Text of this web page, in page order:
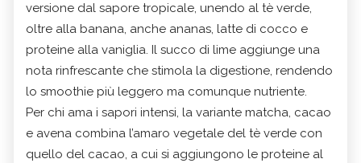
versione dal sapore tropicale, unendo al tè verde,
oltre alla banana, anche ananas, latte di cocco e
proteine alla vaniglia. Il succo di lime aggiunge una
nota rinfrescante che stimola la digestione, rendendo
lo smoothie più leggero ma comunque nutriente.
Per chi ama i sapori intensi, la variante matcha, cacao
e avena combina l’amaro vegetale del tè verde con
quello del cacao, a cui si aggiungono le proteine al